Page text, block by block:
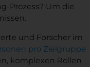
Prozess? Um die
und Forscher im
pro Zielgruppe
komplexen Rollen